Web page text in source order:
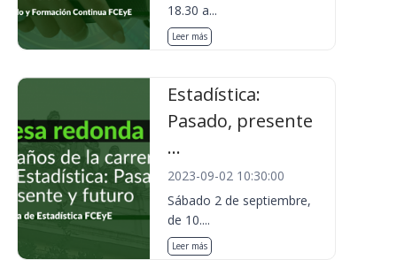
18.30 a...
Leer más
Estadística:
Pasado, presente
...
2023-09-02 10:30:00
Sábado 2 de septiembre,
de 10....
Leer más